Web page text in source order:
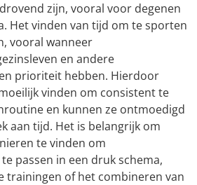
zijn, vooral voor degenen
Het vinden van tijd om te sporten
vooral wanneer
en andere
prioriteit hebben. Hierdoor
vinden om consistent te
en kunnen ze ontmoedigd
aan tijd. Het is belangrijk om
te vinden om
passen in een druk schema,
trainingen of het combineren van